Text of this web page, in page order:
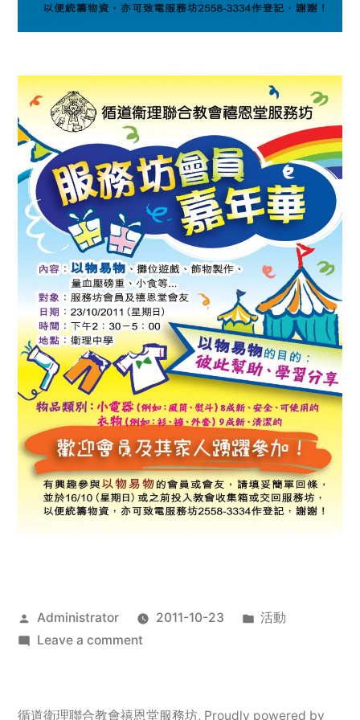
Posted
by
Administrator 2011-10-23
Posted
活動
Leave a commenton
服
循道衛理聯合教會禧恩堂服務坊, Proudly powered by